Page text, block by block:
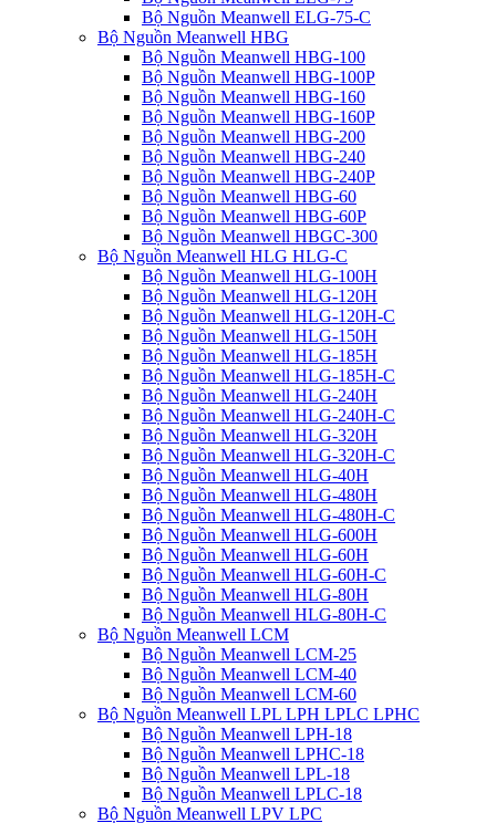
Bộ Nguồn Meanwell ELG-75-C
Bộ Nguồn Meanwell HBG
Bộ Nguồn Meanwell HBG-100
Bộ Nguồn Meanwell HBG-100P
Bộ Nguồn Meanwell HBG-160
Bộ Nguồn Meanwell HBG-160P
Bộ Nguồn Meanwell HBG-200
Bộ Nguồn Meanwell HBG-240
Bộ Nguồn Meanwell HBG-240P
Bộ Nguồn Meanwell HBG-60
Bộ Nguồn Meanwell HBG-60P
Bộ Nguồn Meanwell HBGC-300
Bộ Nguồn Meanwell HLG HLG-C
Bộ Nguồn Meanwell HLG-100H
Bộ Nguồn Meanwell HLG-120H
Bộ Nguồn Meanwell HLG-120H-C
Bộ Nguồn Meanwell HLG-150H
Bộ Nguồn Meanwell HLG-185H
Bộ Nguồn Meanwell HLG-185H-C
Bộ Nguồn Meanwell HLG-240H
Bộ Nguồn Meanwell HLG-240H-C
Bộ Nguồn Meanwell HLG-320H
Bộ Nguồn Meanwell HLG-320H-C
Bộ Nguồn Meanwell HLG-40H
Bộ Nguồn Meanwell HLG-480H
Bộ Nguồn Meanwell HLG-480H-C
Bộ Nguồn Meanwell HLG-600H
Bộ Nguồn Meanwell HLG-60H
Bộ Nguồn Meanwell HLG-60H-C
Bộ Nguồn Meanwell HLG-80H
Bộ Nguồn Meanwell HLG-80H-C
Bộ Nguồn Meanwell LCM
Bộ Nguồn Meanwell LCM-25
Bộ Nguồn Meanwell LCM-40
Bộ Nguồn Meanwell LCM-60
Bộ Nguồn Meanwell LPL LPH LPLC LPHC
Bộ Nguồn Meanwell LPH-18
Bộ Nguồn Meanwell LPHC-18
Bộ Nguồn Meanwell LPL-18
Bộ Nguồn Meanwell LPLC-18
Bộ Nguồn Meanwell LPV LPC